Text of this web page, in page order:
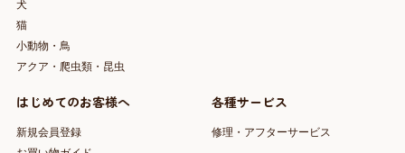
犬
猫
小動物・鳥
アクア・爬虫類・昆虫
はじめてのお客様へ
新規会員登録
各種サービス
修理・アフターサービス